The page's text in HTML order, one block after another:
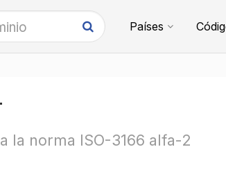
Países
la norma ISO-3166 alfa-2